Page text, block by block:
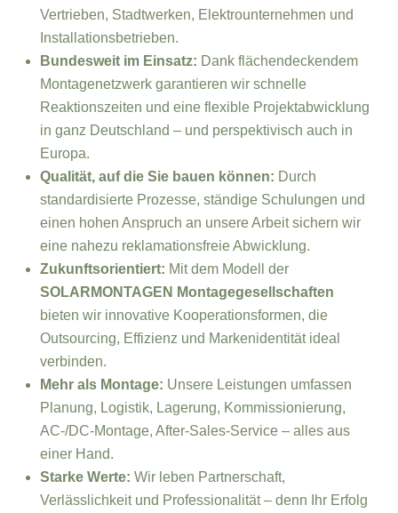
Vertrieben, Stadtwerken, Elektrounternehmen und
Installationsbetrieben.
Bundesweit im Einsatz: Dank flächendeckendem
Montagenetzwerk garantieren wir schnelle
Reaktionszeiten und eine flexible Projektabwicklung
in ganz Deutschland – und perspektivisch auch in
Europa.
Qualität, auf die Sie bauen können: Durch
standardisierte Prozesse, ständige Schulungen und
einen hohen Anspruch an unsere Arbeit sichern wir
eine nahezu reklamationsfreie Abwicklung.
Zukunftsorientiert: Mit dem Modell der
SOLARMONTAGEN Montagegesellschaften
bieten wir innovative Kooperationsformen, die
Outsourcing, Effizienz und Markenidentität ideal
verbinden.
Mehr als Montage: Unsere Leistungen umfassen
Planung, Logistik, Lagerung, Kommissionierung,
AC-/DC-Montage, After-Sales-Service – alles aus
einer Hand.
Starke Werte: Wir leben Partnerschaft,
Verlässlichkeit und Professionalität – denn Ihr Erfolg